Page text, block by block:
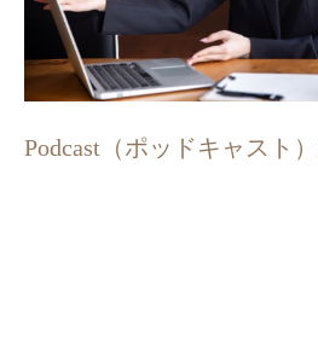
Podcast（ポッドキャスト